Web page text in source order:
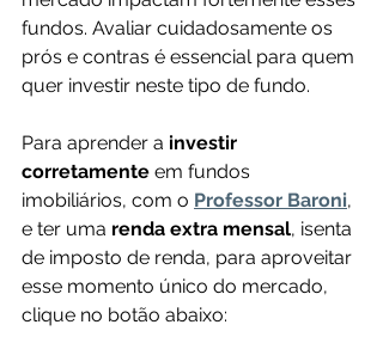
fundos. Avaliar cuidadosamente os
prós e contras é essencial para quem
quer investir neste tipo de fundo.
Para aprender a investir
corretamente em fundos
imobiliários, com o Professor Baroni,
e ter uma renda extra mensal, isenta
de imposto de renda, para aproveitar
esse momento único do mercado,
clique no botão abaixo: